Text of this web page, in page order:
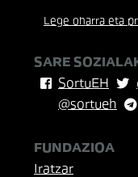
Lege oharra eta
SARE
SortuEH
@sortueh
FUNDAZIOA
Iratzar